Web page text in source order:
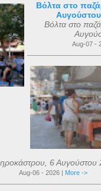
Βόλτα στο
Αυγούστου
Βόλτα στο
Aug-07 -
6 Αυγούστου
Aug-06 - 2026 | More ->